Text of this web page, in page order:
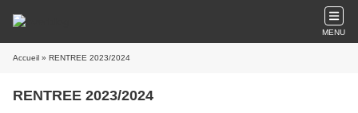
MENU
Accueil » RENTREE 2023/2024
RENTREE 2023/2024